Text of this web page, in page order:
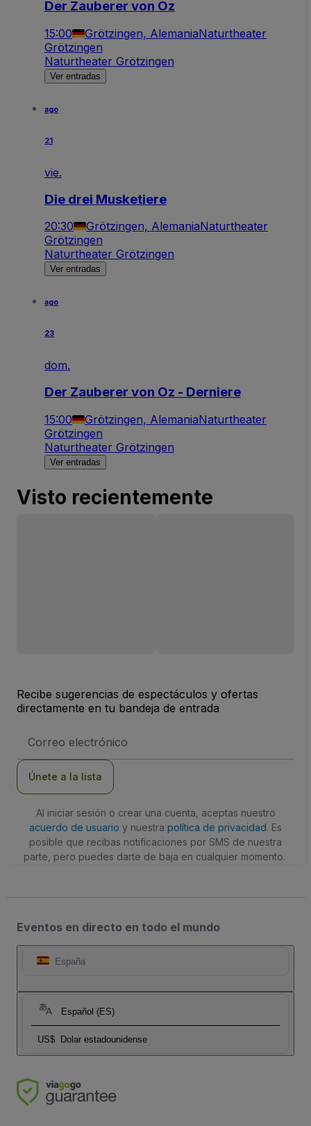
Der Zauberer von Oz
15:00 Grötzingen, AlemaniaNaturtheater
Grötzingen
Naturtheater Grötzingen
Ver entradas
ago
21
vie.
Die drei Musketiere
20:30 Grötzingen, AlemaniaNaturtheater
Grötzingen
Naturtheater Grötzingen
Ver entradas
ago
23
dom.
Der Zauberer von Oz - Derniere
15:00 Grötzingen, AlemaniaNaturtheater
Grötzingen
Naturtheater Grötzingen
Ver entradas
Visto recientemente
Recibe sugerencias de espectáculos y ofertas
directamente en tu bandeja de entrada
de
Únete a la lista
Al iniciar sesión o crear una cuenta, aceptas nuestro
acuerdo de usuario y nuestra política de privacidad. Es
posible que recibas notificaciones por SMS de nuestra
parte, pero puedes darte de baja en cualquier momento.
Eventos en directo en todo el mundo
España
Español (ES)
US$ Dolar estadounidense